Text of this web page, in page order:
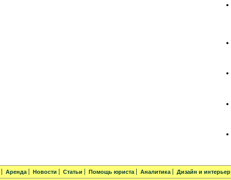
Аренда Новости Статьи Помощь юриста Аналитика Дизайн и интерьер